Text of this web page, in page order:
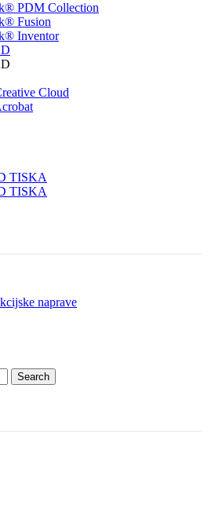
PDM Collection
Fusion
Inventor
Cloud
TISKA
TISKA
naprave
Search